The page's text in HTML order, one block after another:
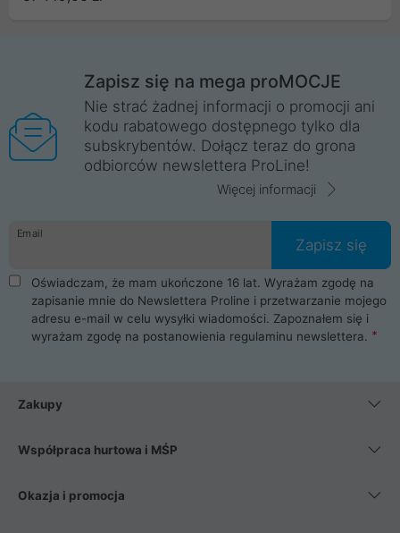
Zapisz się na mega proMOCJE
Nie strać żadnej informacji o promocji ani
kodu rabatowego dostępnego tylko dla
subskrybentów. Dołącz teraz do grona
odbiorców newslettera ProLine!
Więcej informacji
Email
Zapisz się
Oświadczam, że mam ukończone 16 lat. Wyrażam zgodę na
zapisanie mnie do Newslettera Proline i przetwarzanie mojego
adresu e-mail w celu wysyłki wiadomości. Zapoznałem się i
wyrażam zgodę na postanowienia regulaminu newslettera.
Zakupy
Współpraca hurtowa i MŚP
Okazja i promocja